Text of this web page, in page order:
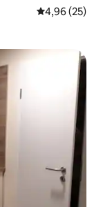
Vlerësimi
4,96 (25)